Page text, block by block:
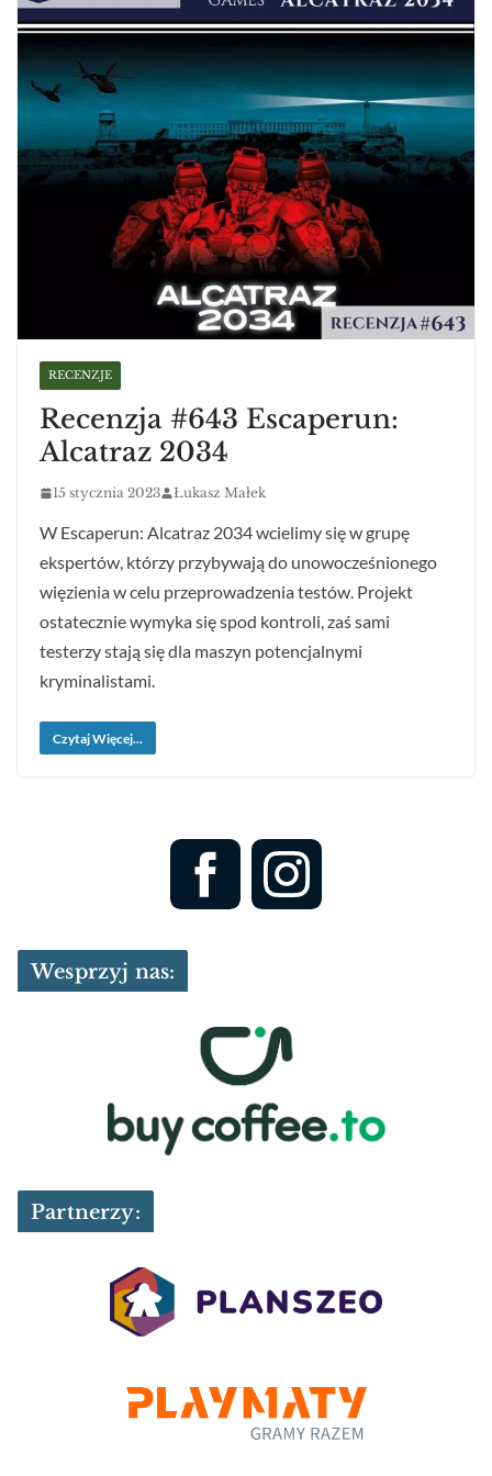
RECENZJE
Recenzja #643 Escaperun:
Alcatraz 2034
15 stycznia 2023 Łukasz Małek
W Escaperun: Alcatraz 2034 wcielimy się w grupę
ekspertów, którzy przybywają do unowocześnionego
więzienia w celu przeprowadzenia testów. Projekt
ostatecznie wymyka się spod kontroli, zaś sami
testerzy stają się dla maszyn potencjalnymi
kryminalistami.
Czytaj Więcej...
Wesprzyj nas:
Partnerzy: